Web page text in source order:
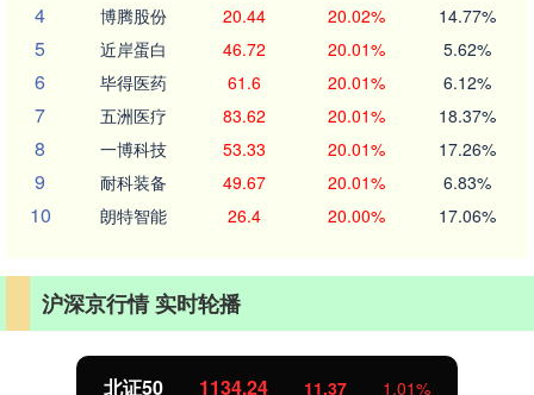
4 博腾股份 20.44 20.02% 14.77%
5 近岸蛋白 46.72 20.01% 5.62%
6 毕得医药 61.6 20.01% 6.12%
7 五洲医疗 83.62 20.01% 18.37%
8 一博科技 53.33 20.01% 17.26%
9 耐科装备 49.67 20.01% 6.83%
10 朗特智能 26.4 20.00% 17.06%
沪深京行情 实时轮播
北证50 1134.24 11.37 1.01%